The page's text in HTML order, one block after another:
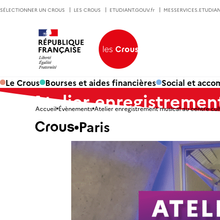
SÉLECTIONNER UN CROUS LES CROUS ETUDIANT.GOUV.fr
Le Crous Bourses et aides financières Social et
Accueil Évènements Atelier enregistrement musical au centre
Paris
Atelier